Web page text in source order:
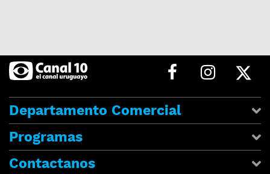
Departamento Comercial
Programas
Contactanos